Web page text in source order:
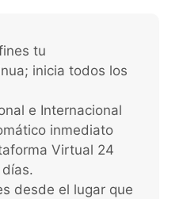
tu
inicia todos los
e Internacional
inmediato
Virtual 24
desde el lugar que